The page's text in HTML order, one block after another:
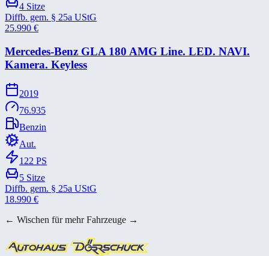
4 Sitze
Diffb. gem. § 25a UStG
25.990 €
Mercedes-​Benz GLA 180 AMG Line. LED. NAVI.
Kamera. Keyless
2019
76.935
Benzin
Aut.
122 PS
5 Sitze
Diffb. gem. § 25a UStG
18.990 €
← Wischen für mehr Fahrzeuge →